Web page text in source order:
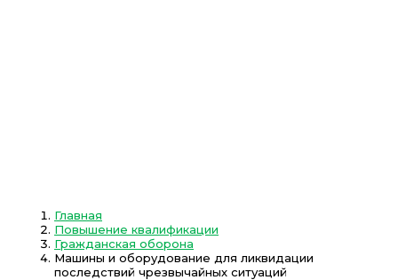
Главная
Повышение квалификации
Гражданская оборона
Машины и оборудование для ликвидации
последствий чрезвычайных ситуаций